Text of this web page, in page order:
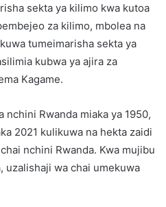
sekta ya kilimo kwa kutoa
za kilimo, mbolea na
tumeimarisha sekta ya
kubwa ya ajira za
Kagame.
Rwanda miaka ya 1950,
2021 kulikuwa na hekta zaidi
nchini Rwanda. Kwa mujibu
uzalishaji wa chai umekuwa